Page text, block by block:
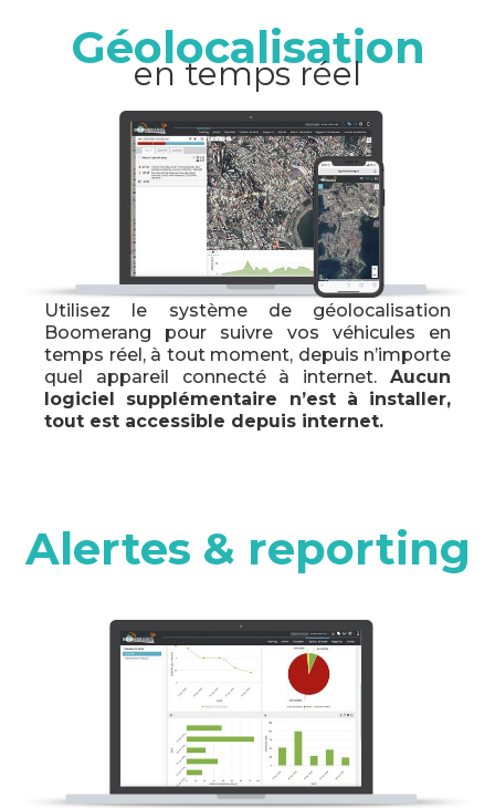
Géolocalisation
en temps réel
Utilisez le système de géolocalisation
Boomerang pour suivre vos véhicules en
temps réel, à tout moment, depuis n’importe
quel appareil connecté à internet. Aucun
logiciel supplémentaire n’est à installer,
tout est accessible depuis internet.
Alertes & reporting